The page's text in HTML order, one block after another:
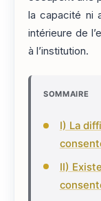
la capacité ni
intérieure de
à l’institution.
SOMMAIRE
I) La
II)